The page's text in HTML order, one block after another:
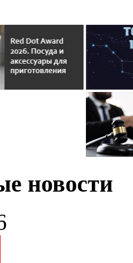
новости